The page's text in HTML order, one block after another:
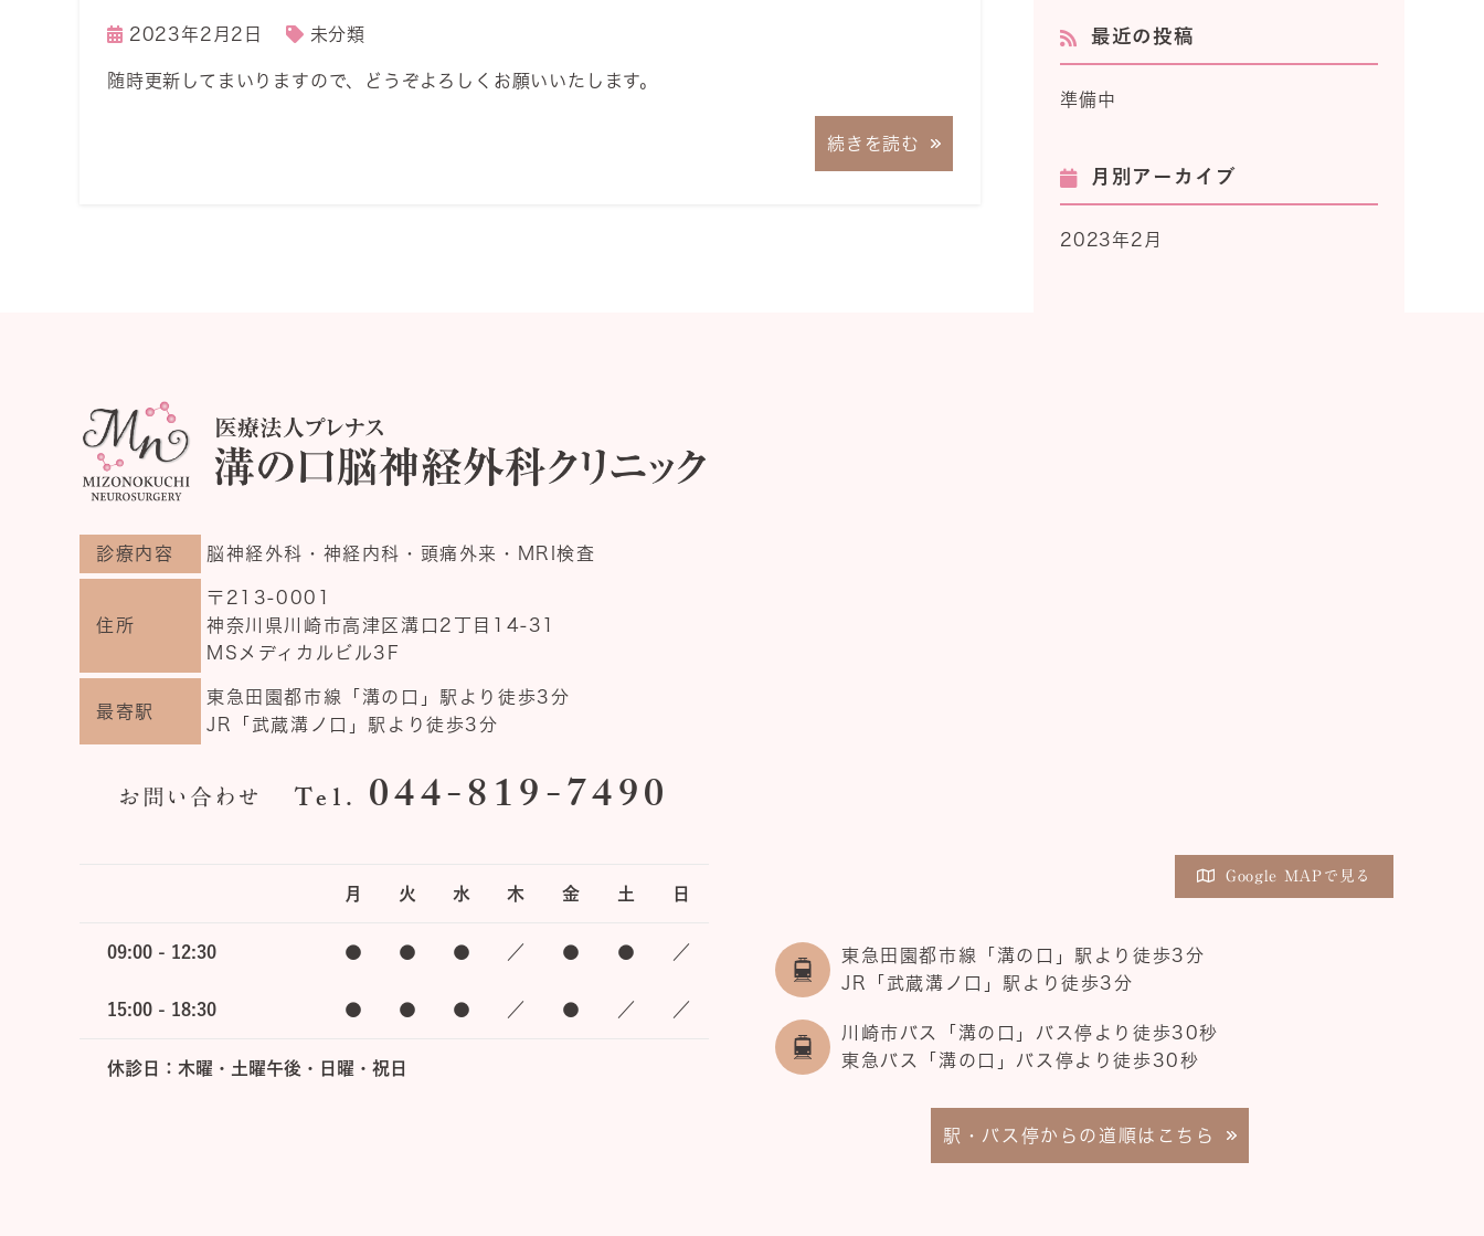
2023年2月2日 未分類
随時更新してまいりますので、どうぞよろしくお願いいたします。
続きを読む
最近の投稿
準備中
月別アーカイブ
2023年2月
診療内容 脳神経外科・神経内科・頭痛外来・MRI検査
住所
〒213-0001
神奈川県川崎市高津区溝口2丁目14-31
MSメディカルビル3F
最寄駅
東急田園都市線「溝の口」駅より徒歩3分
JR「武蔵溝ノ口」駅より徒歩3分
お問い合わせ Tel. 044-819-7490
月 火 水 木 金 土 日
09:00 - 12:30 ● ● ● ／ ● ● ／
15:00 - 18:30 ● ● ● ／ ● ／ ／
休診日：木曜・土曜午後・日曜・祝日
Google MAPで見る
東急田園都市線「溝の口」駅より徒歩3分
JR「武蔵溝ノ口」駅より徒歩3分
川崎市バス「溝の口」バス停より徒歩30秒
東急バス「溝の口」バス停より徒歩30秒
駅・バス停からの道順はこちら